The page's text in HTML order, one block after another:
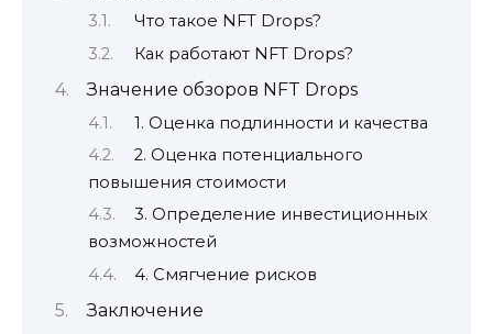
Что такое NFT Drops?
Как работают NFT Drops?
Значение обзоров NFT Drops
1. Оценка подлинности и качества
2. Оценка потенциального
повышения стоимости
3. Определение инвестиционных
возможностей
4. Смягчение рисков
Заключение